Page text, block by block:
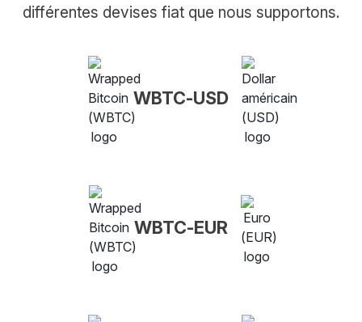
différentes devises fiat que nous supportons.
WBTC-USD
WBTC-EUR